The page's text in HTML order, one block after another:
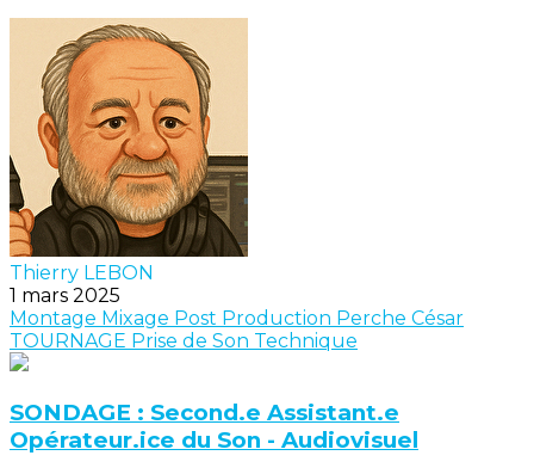
Thierry LEBON
1 mars 2025
Montage Mixage Post Production Perche César
TOURNAGE Prise de Son Technique
SONDAGE : Second.e Assistant.e
Opérateur.ice du Son - Audiovisuel